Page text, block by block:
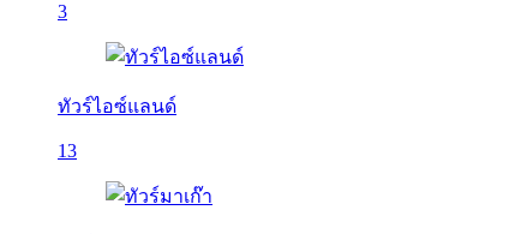
3
ทัวร์ไอซ์แลนด์
13